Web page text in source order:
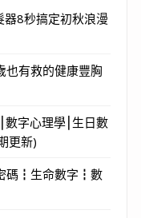
器8秒搞定初秋浪漫
有救的健康豐胸
數字心理學⎮生日數
更新)
碼┇生命數字┇數